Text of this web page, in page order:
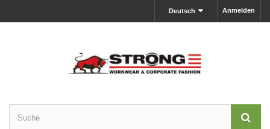
Anmelden
Deutsch